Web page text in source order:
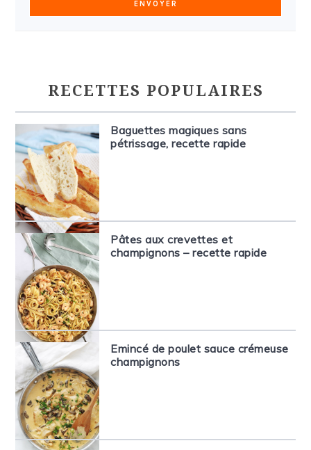
RECETTES POPULAIRES
Baguettes magiques sans
pétrissage, recette rapide
Pâtes aux crevettes et
champignons – recette rapide
Emincé de poulet sauce crémeuse
champignons